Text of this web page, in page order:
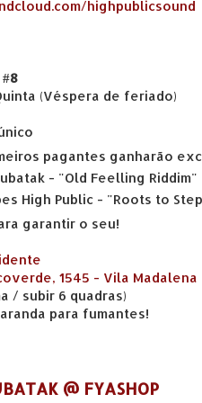
highpublicsound
#8
(Véspera de feriado)
pagantes ganharão
- "Old Feelling Riddim"
High Public - "Roots to
garantir o seu!
1545 - Vila Madalena
/ subir 6 quadras)
para fumantes!
@ FYASHOP